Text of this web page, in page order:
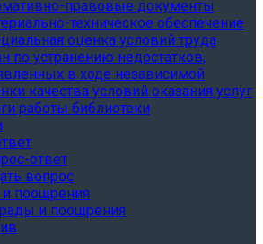
правовые документы
техническое обеспечение
оценка условий труда
по устранению недостатков,
в ходе независимой
качества условий оказания услуг
работы библиотеки
ответ
вопрос
поощрения
и поощрения